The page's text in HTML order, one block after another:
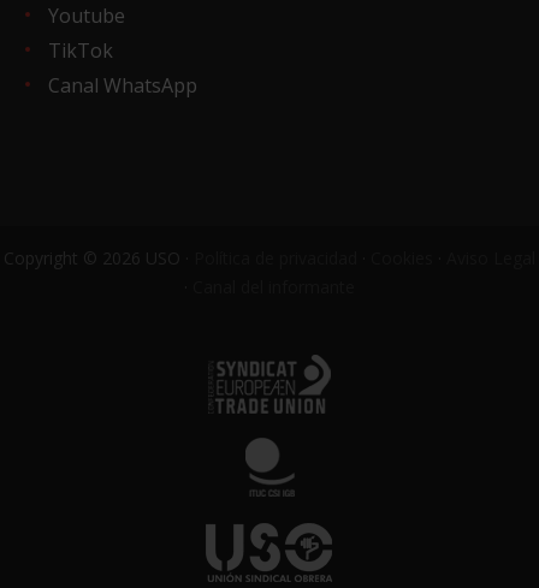
Youtube
TikTok
Canal WhatsApp
Copyright © 2026 USO ·